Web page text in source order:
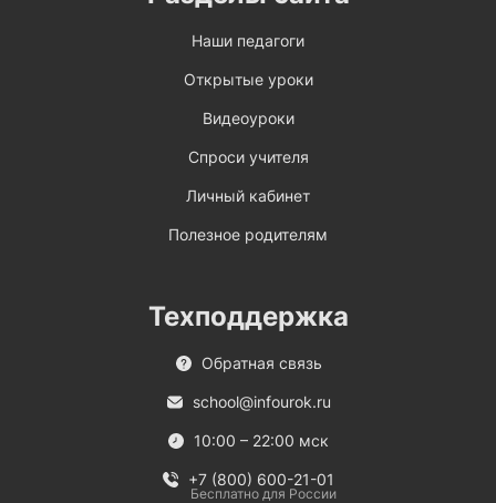
Наши педагоги
Открытые уроки
Видеоуроки
Спроси учителя
Личный кабинет
Полезное родителям
Техподдержка
Обратная связь
school@infourok.ru
10:00 – 22:00 мск
+7 (800) 600-21-01
Бесплатно для России